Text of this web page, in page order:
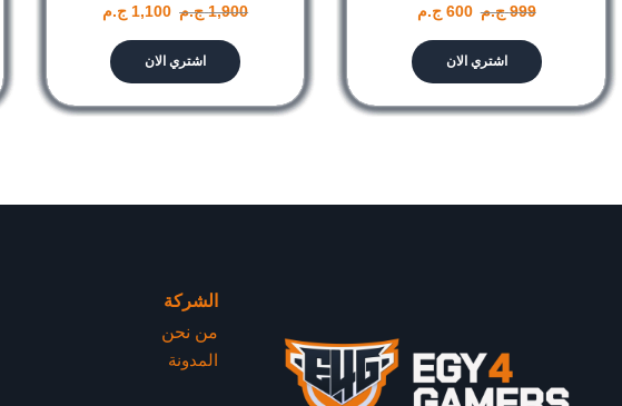
999 ج.م 600 ج.م
اشتري الان
1,900 ج.م 1,100 ج.م
اشتري الان
الشركة
من نحن
المدونة